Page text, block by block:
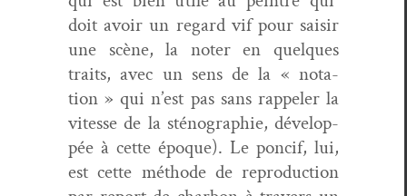
doit avoir un regard vif pour saisir
une scène, la not­er en quelques
traits, avec un sens de la « nota­
tion » qui n’est pas sans rap­pel­er la
vitesse de la sténo­gra­phie, dévelop­
pée à cette époque). Le pon­cif, lui,
est cette méth­ode de repro­duc­tion